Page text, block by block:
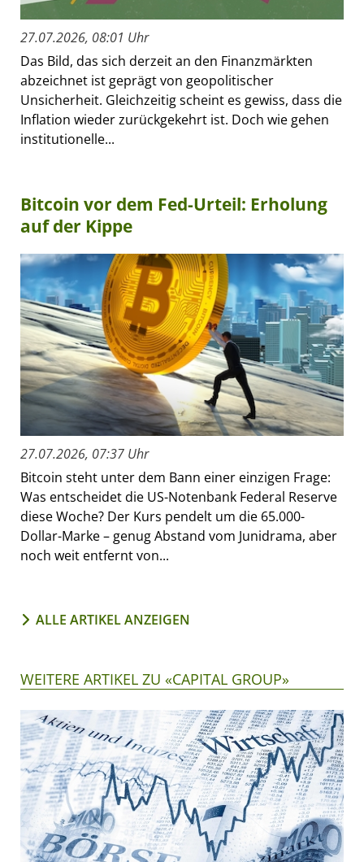
27.07.2026, 08:01 Uhr
Das Bild, das sich derzeit an den Finanzmärkten
abzeichnet ist geprägt von geopolitischer
Unsicherheit. Gleichzeitig scheint es gewiss, dass die
Inflation wieder zurückgekehrt ist. Doch wie gehen
institutionelle...
Bitcoin vor dem Fed-Urteil: Erholung
auf der Kippe
27.07.2026, 07:37 Uhr
Bitcoin steht unter dem Bann einer einzigen Frage:
Was entscheidet die US-Notenbank Federal Reserve
diese Woche? Der Kurs pendelt um die 65.000-
Dollar-Marke – genug Abstand vom Junidrama, aber
noch weit entfernt von...
ALLE ARTIKEL ANZEIGEN
WEITERE ARTIKEL ZU «CAPITAL GROUP»